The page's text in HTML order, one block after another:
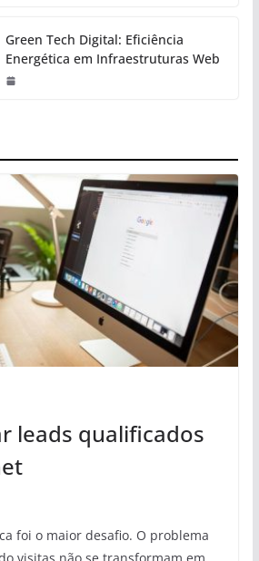
Green Tech Digital: Eficiência
Energética em Infraestruturas Web
leads qualificados
foi o maior desafio. O problema